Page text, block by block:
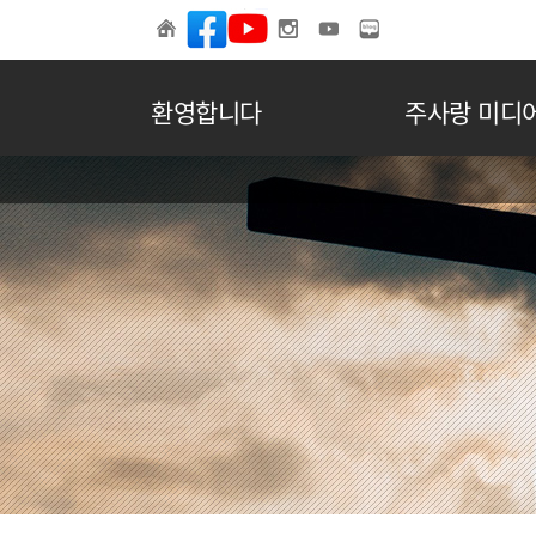
환영합니다 주사랑 미디